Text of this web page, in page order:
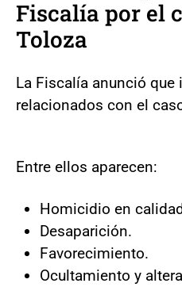
Fiscalía por el
Toloza
La Fiscalía anunció
relacionados con el
Entre ellos aparecen:
Homicidio en
Desaparición.
Favorecimiento.
Ocultamiento y